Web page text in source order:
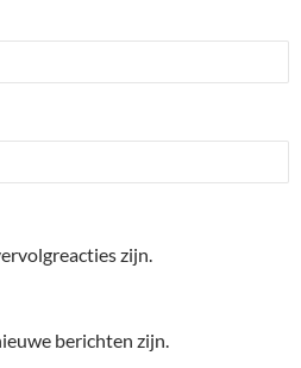
zijn.
berichten zijn.